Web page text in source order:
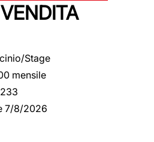
Stage
mensile
7/8/2026